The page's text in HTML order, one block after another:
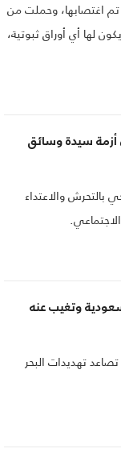
اغتصابها، وحملت من
لها أي أوراق ثبوتية،
الطفلة التي كان
نسبة الطفلة للأب
أزمة سيدة وسائق
بالتحرش والاعتداء
وتغيب عنه
تهديدات البحر